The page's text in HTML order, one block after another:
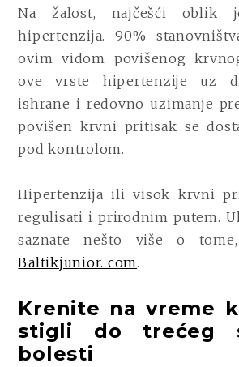
Na žalost, najčešći oblik
hipertenzija. 90%
ovim vidom povišenog
ove vrste hipertenzije u z
ishrane i redovno uzimanje
povišen krvni pritisak se
pod kontrolom.
Hipertenzija ili visok krvni
regulisati i prirodnim putem.
saznate nešto više o
Baltikjunior. com.
Krenite na vreme
stigli do trećeg
bolesti